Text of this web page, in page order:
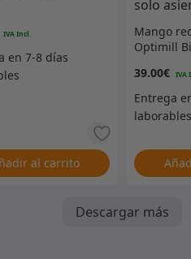
al carrito
Mango
Optimill
39.00€
Descargar más